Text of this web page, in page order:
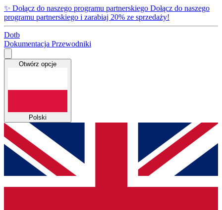
✨ Dołącz do naszego programu partnerskiego Dołącz do naszego
programu partnerskiego i zarabiaj 20% ze sprzedaży!
Dotb
Dokumentacja Przewodniki
Otwórz opcje
Polski